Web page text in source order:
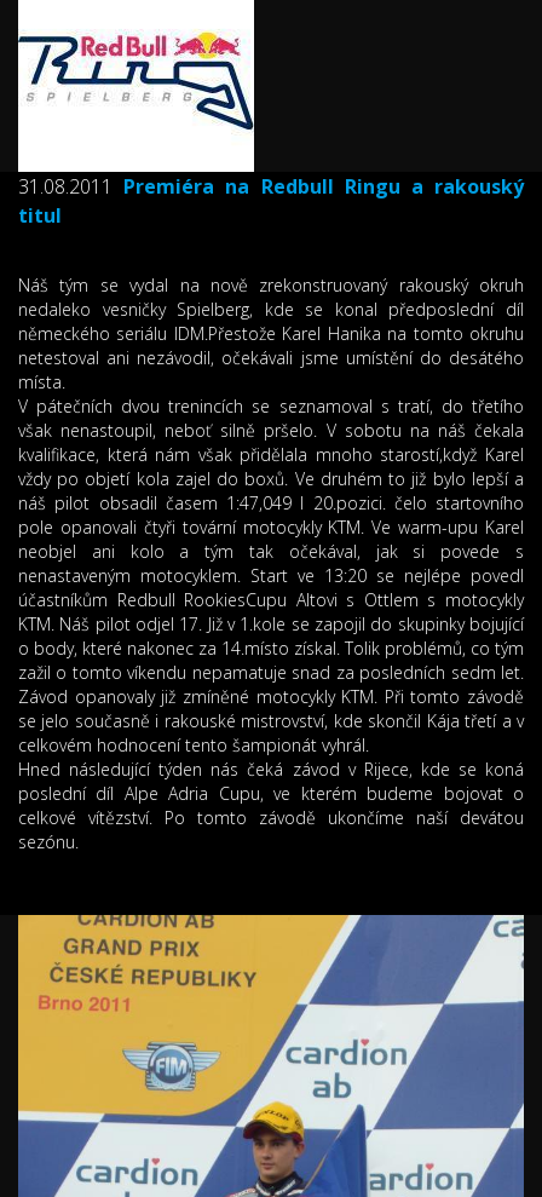
31.08.2011
Premiéra na Redbull Ringu a rakouský
titul
Náš tým se vydal na nově zrekonstruovaný rakouský okruh
nedaleko vesničky Spielberg, kde se konal předposlední díl
německého seriálu IDM.Přestože Karel Hanika na tomto okruhu
netestoval ani nezávodil, očekávali jsme umístění do desátého
místa.
V pátečních dvou trenincích se seznamoval s tratí, do třetího
však nenastoupil, neboť silně pršelo. V sobotu na náš čekala
kvalifikace, která nám však přidělala mnoho starostí,když Karel
vždy po objetí kola zajel do boxů. Ve druhém to již bylo lepší a
náš pilot obsadil časem 1:47,049 l 20.pozici. čelo startovního
pole opanovali čtyři tovární motocykly KTM. Ve warm-upu Karel
neobjel ani kolo a tým tak očekával, jak si povede s
nenastaveným motocyklem. Start ve 13:20 se nejlépe povedl
účastníkům Redbull RookiesCupu Altovi s Ottlem s motocykly
KTM. Náš pilot odjel 17. Již v 1.kole se zapojil do skupinky bojující
o body, které nakonec za 14.místo získal. Tolik problémů, co tým
zažil o tomto víkendu nepamatuje snad za posledních sedm let.
Závod opanovaly již zmíněné motocykly KTM. Při tomto závodě
se jelo současně i rakouské mistrovství, kde skončil Kája třetí a v
celkovém hodnocení tento šampionát vyhrál.
Hned následující týden nás čeká závod v Rijece, kde se koná
poslední díl Alpe Adria Cupu, ve kterém budeme bojovat o
celkové vítězství. Po tomto závodě ukončíme naší devátou
sezónu.